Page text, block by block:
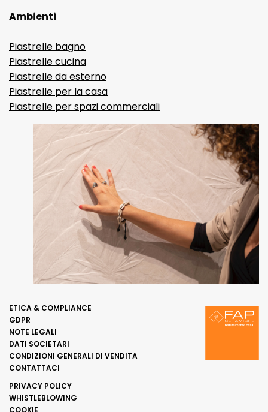
Ambienti
Piastrelle bagno
Piastrelle cucina
Piastrelle da esterno
Piastrelle per la casa
Piastrelle per spazi commerciali
ETICA & COMPLIANCE
GDPR
NOTE LEGALI
DATI SOCIETARI
CONDIZIONI GENERALI DI VENDITA
CONTATTACI
PRIVACY POLICY
WHISTLEBLOWING
COOKIE